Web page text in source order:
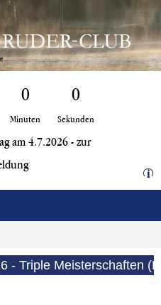
0
Minuten
0
Sekunden
am 4.7.2026 - zur
i
- Triple Meisterschaften